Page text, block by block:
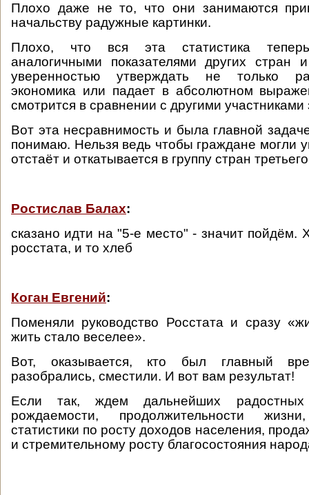
Плохо даже не то, что они занимаются
начальству радужные картинки.
Плохо, что вся эта статистика
аналогичными показателями других
уверенностью утверждать не только
экономика или падает в абсолютном
смотрится в сравнении с другими участниками
Вот эта несравнимость и была главной
понимаю. Нельзя ведь чтобы граждане могли
отстаёт и откатывается в группу стран
Ростислав Балах:
сказано идти на "5-е место" - значит пойдём.
росстата, и то хлеб
Коган Евгений:
Поменяли руководство Росстата и сразу
жить стало веселее».
Вот, оказывается, кто был главный
разобрались, сместили. И вот вам результат!
Если так, ждем дальнейших
рождаемости, продолжительности
статистики по росту доходов населения,
и стремительному росту благосостояния